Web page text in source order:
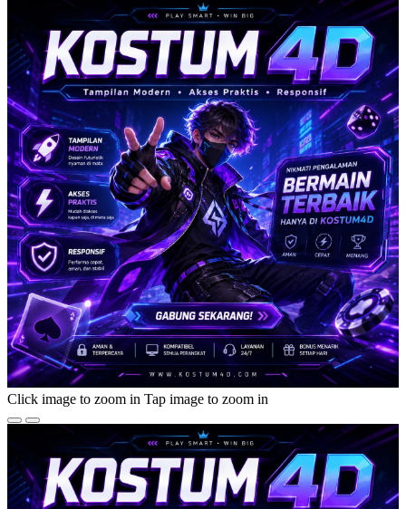
Click image to zoom in Tap image to zoom in